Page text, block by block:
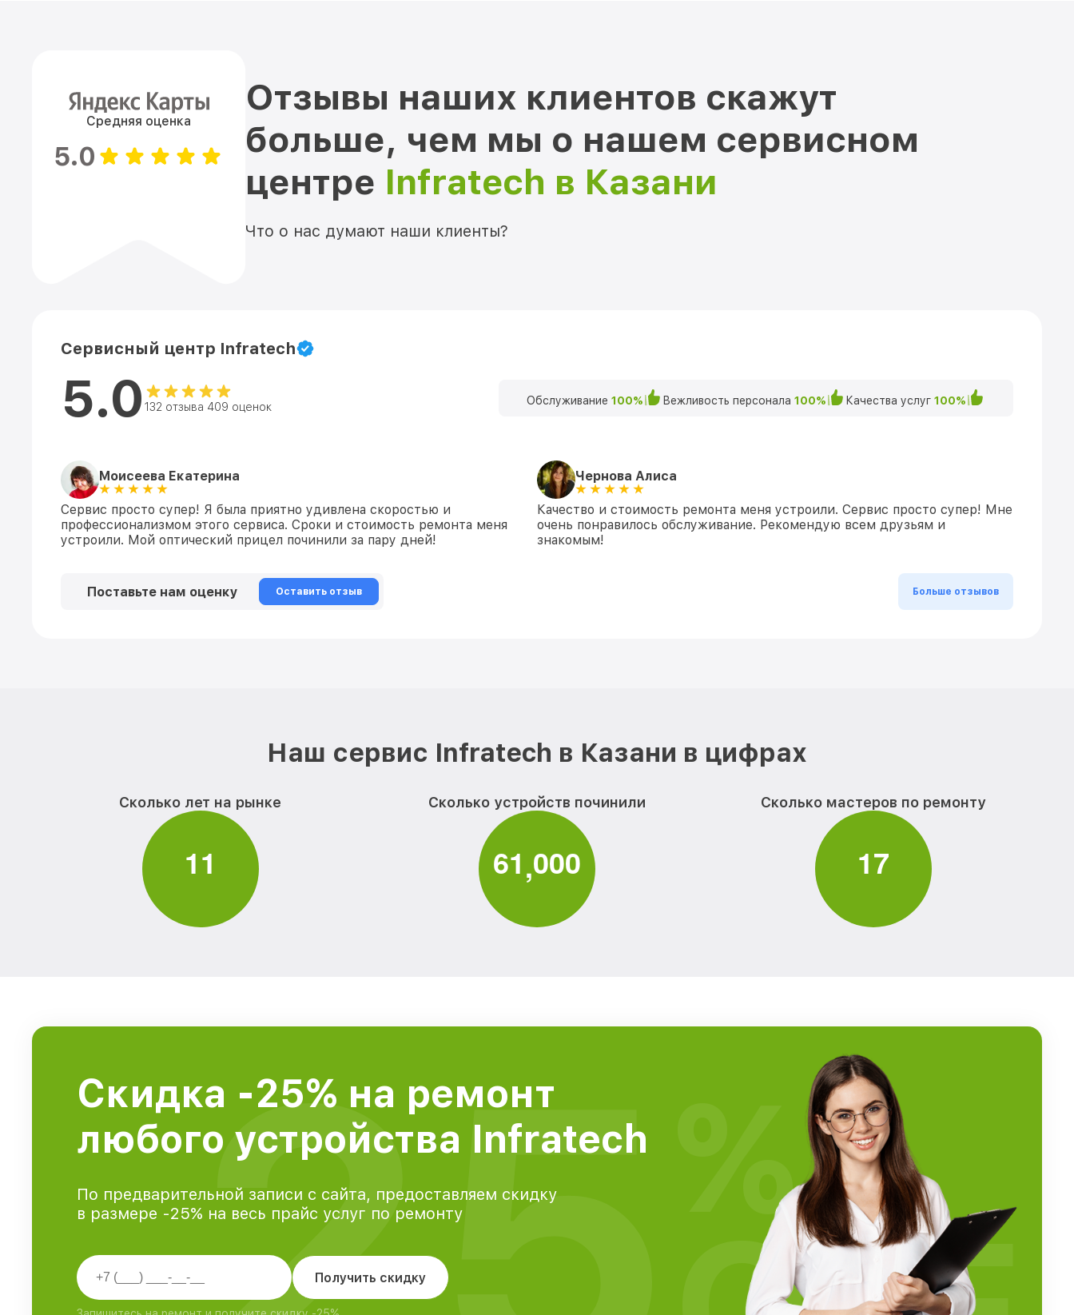
Средняя оценка
5.0
Отзывы наших клиентов скажут
больше, чем мы о нашем сервисном
центре Infratech в Казани
Что о нас думают наши клиенты?
Сервисный центр Infratech
5.0 132 отзыва 409 оценок Обслуживание 100% Вежливость персонала 100% Качества услуг 100%
Моисеева Екатерина
Сервис просто супер! Я была приятно удивлена скоростью и
профессионализмом этого сервиса. Сроки и стоимость ремонта меня
устроили. Мой оптический прицел починили за пару дней!
Чернова Алиса
Качество и стоимость ремонта меня устроили. Сервис просто супер! Мне
очень понравилось обслуживание. Рекомендую всем друзьям и
знакомым!
Поставьте нам оценку Оставить отзыв Больше отзывов
Наш сервис Infratech в Казани в цифрах
Сколько лет на рынке
11
Сколько устройств починили
61,000
Сколько мастеров по ремонту
17
Скидка -25% на ремонт
любого устройства Infratech
По предварительной записи с сайта, предоставляем скидку
в размере -25% на весь прайс услуг по ремонту
Получить скидку
%